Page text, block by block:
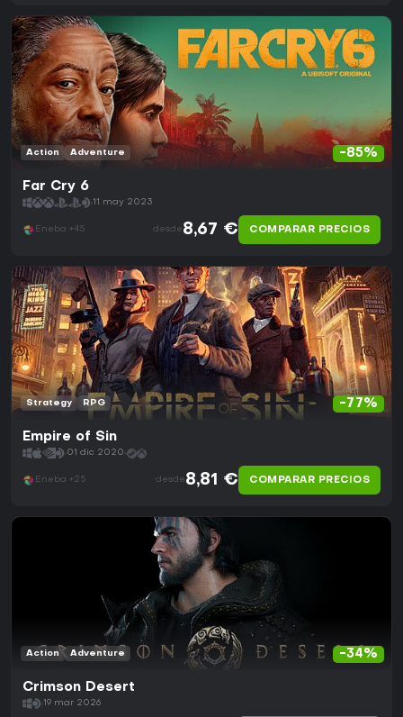
-85%
Action Adventure
Far Cry 6
11 may 2023
Eneba +45 desde 8,67 € COMPARAR PRECIOS
-77%
Strategy RPG
Empire of Sin
01 dic 2020
Eneba +25 desde 8,81 € COMPARAR PRECIOS
-34%
Action Adventure
Crimson Desert
19 mar 2026